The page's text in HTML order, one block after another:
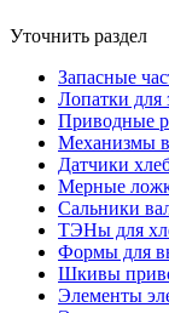
Уточнить раздел
Запасные
Лопатки для
Приводные
Механизмы
Датчики
Мерные
Сальники
ТЭНы для
Формы для
Шкивы
Элементы